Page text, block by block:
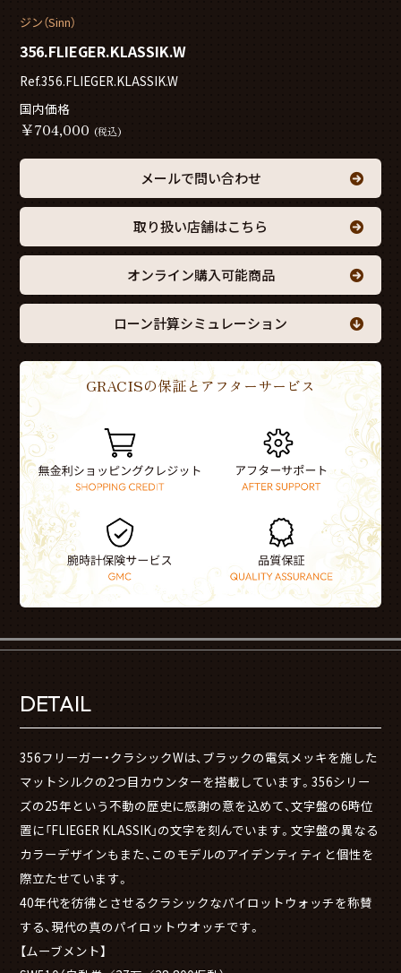
ジン（Sinn）
356.FLIEGER.KLASSIK.W
Ref.356.FLIEGER.KLASSIK.W
国内価格
￥704,000 (税込)
メールで問い合わせ
取り扱い店舗はこちら
オンライン購入可能商品
ローン計算シミュレーション
GRACISの保証とアフターサービス
DETAIL
356フリーガー・クラシックWは、ブラックの電気メッキを施した
マットシルクの2つ目カウンターを搭載しています。356シリー
ズの25年という不動の歴史に感謝の意を込めて、文字盤の6時位
置に「FLIEGER KLASSIK」の文字を刻んでいます。文字盤の異なる
カラーデザインもまた、このモデルのアイデンティティと個性を
際立たせています。
40年代を彷彿とさせるクラシックなパイロットウォッチを称賛
する、現代の真のパイロットウオッチです。
【ムーブメント】